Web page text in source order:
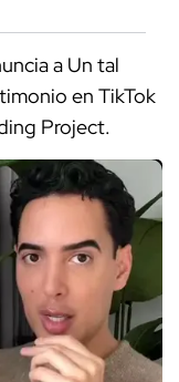
a Un tal
en TikTok
Project.